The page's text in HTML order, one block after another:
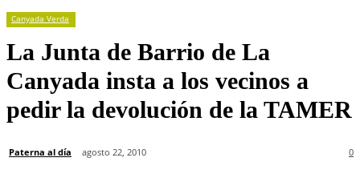
Canyada Verda
La Junta de Barrio de La
Canyada insta a los vecinos a
pedir la devolución de la TAMER
Paterna al día agosto 22, 2010 0